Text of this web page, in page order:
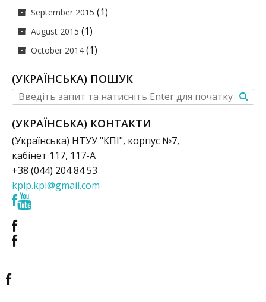
September 2015 (1)
August 2015 (1)
October 2014 (1)
(УКРАЇНСЬКА) ПОШУК
(УКРАЇНСЬКА) КОНТАКТИ
(Українська) НТУУ "КПІ", корпус №7,
кабінет 117, 117-А
+38 (044) 204 84 53
kpip.kpi@gmail.com